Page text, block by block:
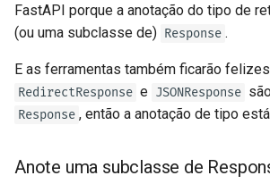
FastAPI porque a anotação do tipo de
(ou uma subclasse de) Response .
E as ferramentas também ficarão
RedirectResponse e ​​ JSONResponse
Response , então a anotação de tipo
Anote uma subclasse de